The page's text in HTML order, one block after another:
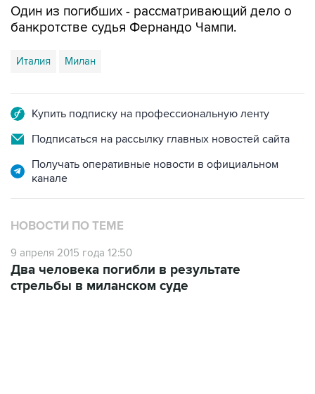
Один из погибших - рассматривающий дело о
банкротстве судья Фернандо Чампи.
Италия Милан
Купить подписку на профессиональную ленту
Подписаться на рассылку главных новостей сайта
Получать оперативные новости в официальном
канале
НОВОСТИ ПО ТЕМЕ
9 апреля 2015 года 12:50
Два человека погибли в результате
стрельбы в миланском суде